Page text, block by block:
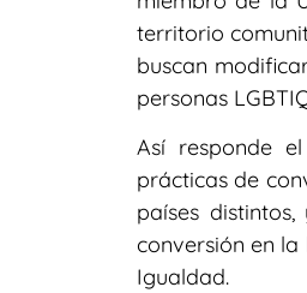
territorio
buscan
personas
Así responde
prácticas de
países
conversión en
Igualdad.